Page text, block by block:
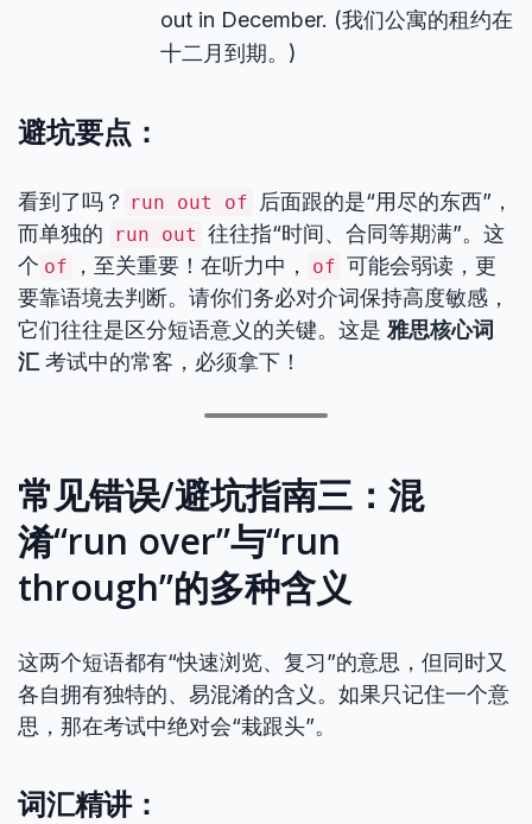
out in December. (我们公寓的租约在
十二月到期。)
避坑要点：
看到了吗？ run out of
后面跟的是“用尽的东西”，
而单独的
run out 往往指“时间、合同等期满”。这
个 of ，至关重要！在听力中， of 可能会弱读，更
要靠语境去判断。请你们务必对介词保持高度敏感，
它们往往是区分短语意义的关键。这是 雅思核心词
汇 考试中的常客，必须拿下！
常见错误/避坑指南三：混
淆“run over”与“run
through”的多种含义
这两个短语都有“快速浏览、复习”的意思，但同时又
各自拥有独特的、易混淆的含义。如果只记住一个意
思，那在考试中绝对会“栽跟头”。
词汇精讲：